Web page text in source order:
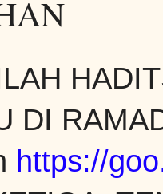
DI
https://